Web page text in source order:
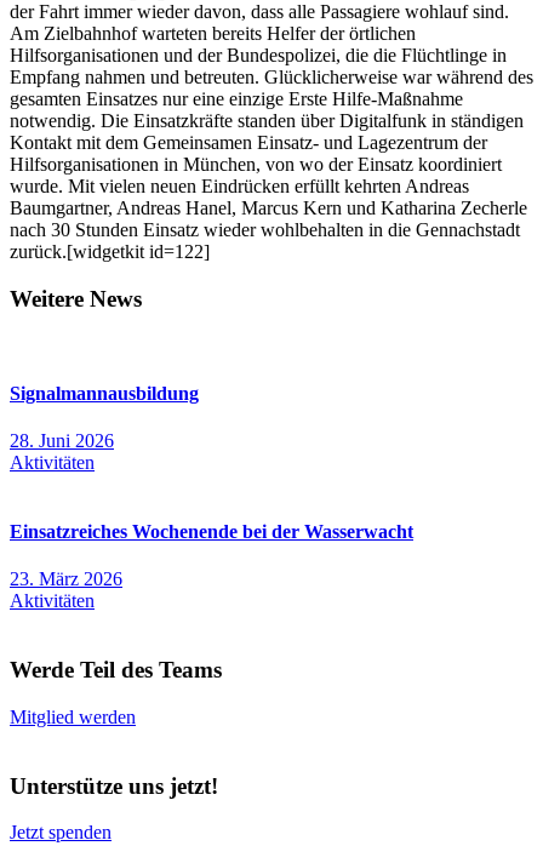
der Fahrt immer wieder davon, dass alle Passagiere wohlauf sind.
Am Zielbahnhof warteten bereits Helfer der örtlichen
Hilfsorganisationen und der Bundespolizei, die die Flüchtlinge in
Empfang nahmen und betreuten. Glücklicherweise war während des
gesamten Einsatzes nur eine einzige Erste Hilfe-Maßnahme
notwendig. Die Einsatzkräfte standen über Digitalfunk in ständigen
Kontakt mit dem Gemeinsamen Einsatz- und Lagezentrum der
Hilfsorganisationen in München, von wo der Einsatz koordiniert
wurde. Mit vielen neuen Eindrücken erfüllt kehrten Andreas
Baumgartner, Andreas Hanel, Marcus Kern und Katharina Zecherle
nach 30 Stunden Einsatz wieder wohlbehalten in die Gennachstadt
zurück.[widgetkit id=122]
Weitere News
Signalmannausbildung
28. Juni 2026
Aktivitäten
Einsatzreiches Wochenende bei der Wasserwacht
23. März 2026
Aktivitäten
Werde Teil des Teams
Mitglied werden
Unterstütze uns jetzt!
Jetzt spenden